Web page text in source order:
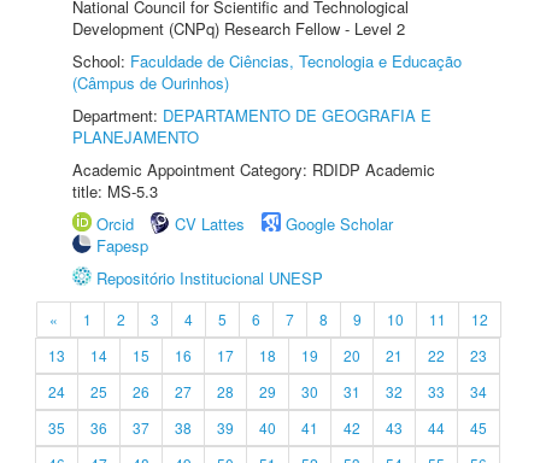
National Council for Scientific and Technological
Development (CNPq) Research Fellow - Level 2
School: Faculdade de Ciências, Tecnologia e Educação
(Câmpus de Ourinhos)
Department: DEPARTAMENTO DE GEOGRAFIA E
PLANEJAMENTO
Academic Appointment Category: RDIDP Academic
title: MS-5.3
Orcid
CV Lattes
Google Scholar
Fapesp
Repositório Institucional UNESP
« 1 2 3 4 5 6 7 8 9 10 11
12
13
14 15 16 17 18 19 20 21 22
23
24
25 26 27 28 29 30 31 32 33
34
35
36 37 38 39 40 41 42 43 44
45